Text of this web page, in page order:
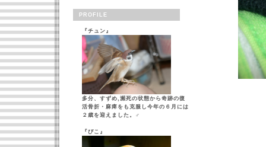
PROFILE
『チュン』
多分、すずめ,瀕死の状態から奇跡の復
活骨折・麻痺をも克服し今年の６月には
２歳を迎えました。♂
『ぴこ』